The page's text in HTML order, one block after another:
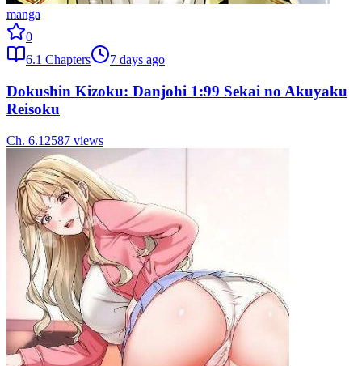
manga
0
6.1 Chapters 7 days ago
Dokushin Kizoku: Danjohi 1:99 Sekai no Akuyaku
Reisoku
Ch. 6.1 2587 views